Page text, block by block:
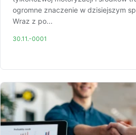
ogromne znaczenie w dzisiejszym
Wraz z po...
30.11.-0001